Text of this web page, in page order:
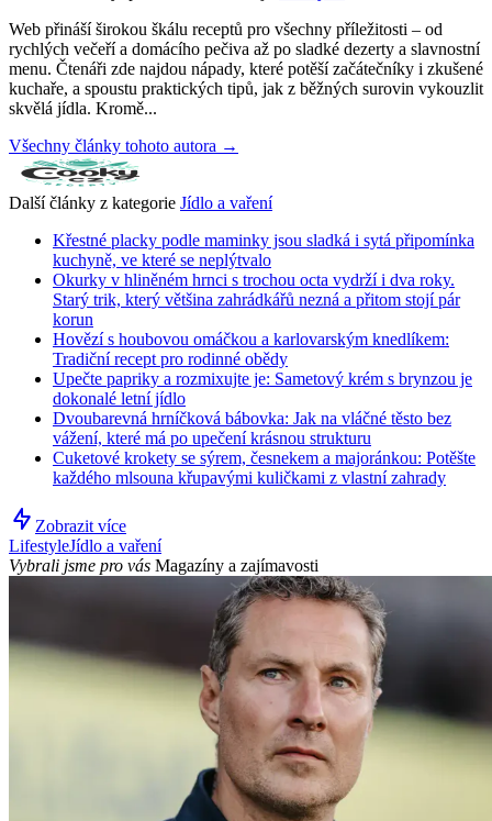
Web přináší širokou škálu receptů pro všechny příležitosti – od
rychlých večeří a domácího pečiva až po sladké dezerty a slavnostní
menu. Čtenáři zde najdou nápady, které potěší začátečníky i zkušené
kuchaře, a spoustu praktických tipů, jak z běžných surovin vykouzlit
skvělá jídla. Kromě...
Všechny články tohoto autora →
Další články z kategorie Jídlo a vaření
Křestné placky podle maminky jsou sladká i sytá připomínka
kuchyně, ve které se neplýtvalo
Okurky v hliněném hrnci s trochou octa vydrží i dva roky.
Starý trik, který většina zahrádkářů nezná a přitom stojí pár
korun
Hovězí s houbovou omáčkou a karlovarským knedlíkem:
Tradiční recept pro rodinné obědy
Upečte papriky a rozmixujte je: Sametový krém s brynzou je
dokonalé letní jídlo
Dvoubarevná hrníčková bábovka: Jak na vláčné těsto bez
vážení, které má po upečení krásnou strukturu
Cuketové krokety se sýrem, česnekem a majoránkou: Potěšte
každého mlsouna křupavými kuličkami z vlastní zahrady
Zobrazit více
LifestyleJídlo a vaření
Vybrali jsme pro vás Magazíny a zajímavosti